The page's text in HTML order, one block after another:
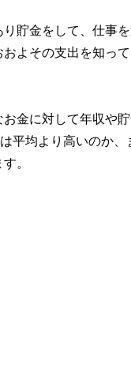
り貯金をして、仕事
よその支出を知っ
お金に対して年収や
平均より高いのか
。